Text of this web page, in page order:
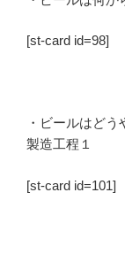
[st-card id=98]
・ビールはどう
製造工程１
[st-card id=101]